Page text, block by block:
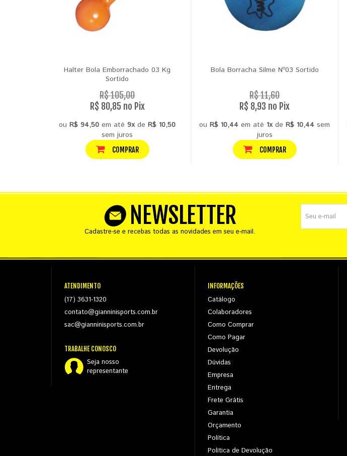
Halter Bola Emborrachado 03 Kg
Sortido
R$ 105,00
R$ 80,85 no Pix
ou R$ 94,50 em até 9xde R$ 10,50
sem juros
COMPRAR
Bola Borracha Silme Nº03 Sortido
R$ 11,60
R$ 8,93 no Pix
ou R$ 10,44 em até 1xde R$ 10,44 sem
juros
COMPRAR
NEWSLETTER
Cadastre-se e recebas todas as novidades em seu e-mail.
ATENDIMENTO
(17) 3631-1320
contato@gianninisports.com.br
sac@gianninisports.com.br
TRABALHE CONOSCO
Seja nosso
representante
INFORMAÇÕES
Catálogo
Colaboradores
Como Comprar
Como Pagar
Devolução
Dúvidas
Empresa
Entrega
Frete Grátis
Garantia
Orçamento
Política
Política de Devolução